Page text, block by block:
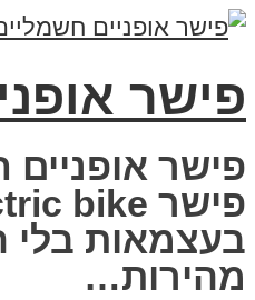
פישר
פישר
בעצמאות בלי
מהירות…